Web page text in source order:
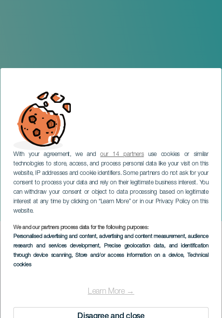
With your agreement, we andour 14 partnersuse cookies or similar
technologies to store, access, and process personal data like your visit on this
website, IP addresses and cookie identifiers. Some partners do not ask for your
consent to process your data and rely on their legitimate business interest. You
can withdraw your consent or object to data processing based on legitimate
interest at any time by clicking on “Learn More” or in our Privacy Policy on this
website.
We and our partners process data for the following purposes:
Personalised advertising and content, advertising and content measurement, audience
research and services development, Precise geolocation data, and identification
through device scanning, Store and/or access information on a device, Technical
cookies
Learn More →
Molan los 2000
GRAN CANARIA
Imagen
Listado